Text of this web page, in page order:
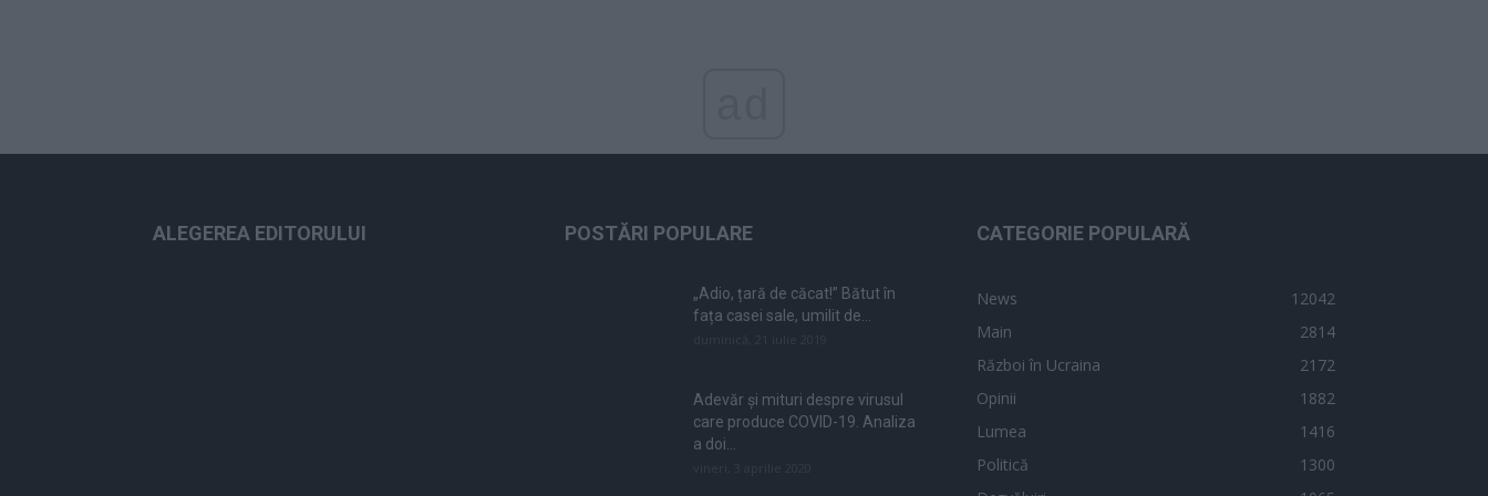
ALEGEREA EDITORULUI POSTĂRI POPULARE
„Adio, țară de căcat!” Bătut în
fața casei sale, umilit de...
Adevăr și mituri despre virusul
care produce COVID-19. Analiza
a doi...
CATEGORIE POPULARĂ
News
12042
Main
2814
Război în Ucraina
2172
Opinii
1882
Lumea
1416
Politică
1300